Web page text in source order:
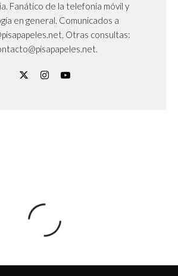
Fanático de la telefonía móvil y
en general. Comunicados a
Otras consultas: